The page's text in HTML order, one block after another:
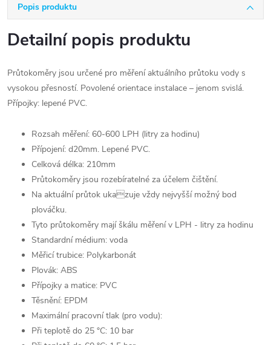
Popis produktu
Detailní popis produktu
Průtokoměry jsou určené pro měření aktuálního průtoku vody s
vysokou přesností. Povolené orientace instalace – jenom svislá.
Přípojky: lepené PVC.
Rozsah měření: 60-600 LPH (litry za hodinu)
Přípojení: d20mm. Lepené PVC.
Celková délka: 210mm
Průtokoměry jsou rozebíratelné za účelem čištění.
Na aktuální průtok ukazuje vždy nejvyšší možný bod
plováčku.
Tyto průtokoměry mají škálu měření v LPH - litry za hodinu
Standardní médium: voda
Měřicí trubice: Polykarbonát
Plovák: ABS
Přípojky a matice: PVC
Těsnění: EPDM
Maximální pracovní tlak (pro vodu):
Při teplotě do 25 °C: 10 bar